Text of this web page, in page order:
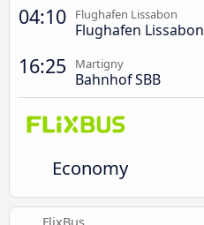
04:10 Flughafen Lissabon
Flughafen Lissabon
16:25 Martigny
Bahnhof SBB
Economy
FlixBus